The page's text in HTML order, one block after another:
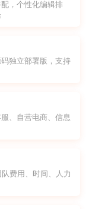
，个性化编辑排
独立部署版，支持
、自营电商、信息
费用、时间、人力